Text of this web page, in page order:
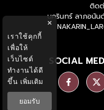
ติด
นครินทร์ ลาภอนัน
SOCIAL
×
เราใช้คุกกี้
เพื่อให้
เว็บไซต์
ทำงานได้ดี
ขึ้น เพิ่มเติม
ยอมรับ